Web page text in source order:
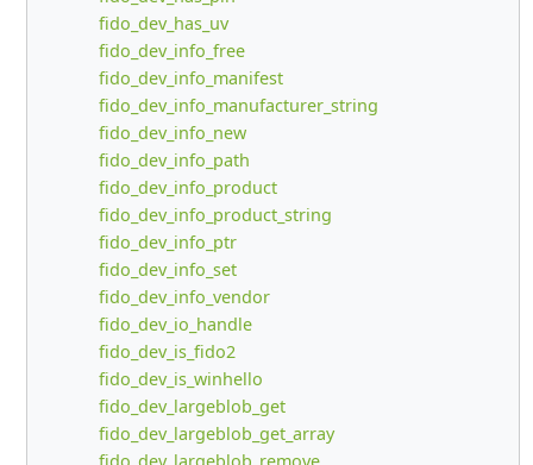
fido_dev_has_uv
fido_dev_info_free
fido_dev_info_manifest
fido_dev_info_manufacturer_string
fido_dev_info_new
fido_dev_info_path
fido_dev_info_product
fido_dev_info_product_string
fido_dev_info_ptr
fido_dev_info_set
fido_dev_info_vendor
fido_dev_io_handle
fido_dev_is_fido2
fido_dev_is_winhello
fido_dev_largeblob_get
fido_dev_largeblob_get_array
fido_dev_largeblob_remove